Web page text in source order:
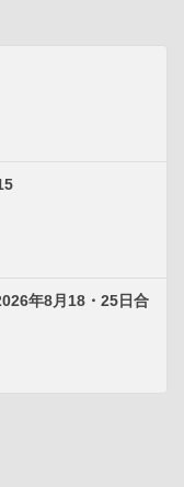
年8月18・25日合